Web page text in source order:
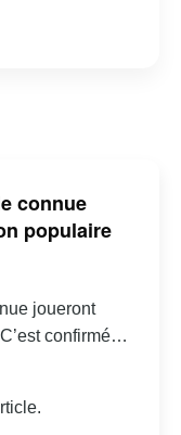
connue
populaire
joueront
confirmé…